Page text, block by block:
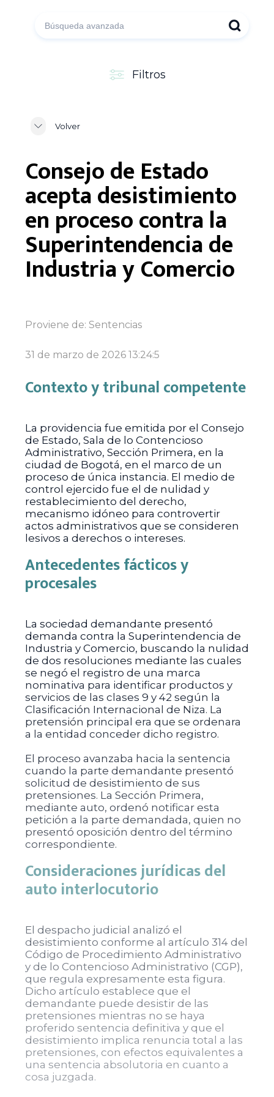
Filtros
Volver
Consejo de Estado
acepta desistimiento
en proceso contra la
Superintendencia de
Industria y Comercio
Proviene de: Sentencias
31 de marzo de 2026 13:24:5
Contexto y tribunal competente
La providencia fue emitida por el Consejo
de Estado, Sala de lo Contencioso
Administrativo, Sección Primera, en la
ciudad de Bogotá, en el marco de un
proceso de única instancia. El medio de
control ejercido fue el de nulidad y
restablecimiento del derecho,
mecanismo idóneo para controvertir
actos administrativos que se consideren
lesivos a derechos o intereses.
Antecedentes fácticos y
procesales
La sociedad demandante presentó
demanda contra la Superintendencia de
Industria y Comercio, buscando la nulidad
de dos resoluciones mediante las cuales
se negó el registro de una marca
nominativa para identificar productos y
servicios de las clases 9 y 42 según la
Clasificación Internacional de Niza. La
pretensión principal era que se ordenara
a la entidad conceder dicho registro.
El proceso avanzaba hacia la sentencia
cuando la parte demandante presentó
solicitud de desistimiento de sus
pretensiones. La Sección Primera,
mediante auto, ordenó notificar esta
petición a la parte demandada, quien no
presentó oposición dentro del término
correspondiente.
Consideraciones jurídicas del
auto interlocutorio
El despacho judicial analizó el
desistimiento conforme al artículo 314 del
Código de Procedimiento Administrativo
y de lo Contencioso Administrativo (CGP),
que regula expresamente esta figura.
Dicho artículo establece que el
demandante puede desistir de las
pretensiones mientras no se haya
proferido sentencia definitiva y que el
desistimiento implica renuncia total a las
pretensiones, con efectos equivalentes a
una sentencia absolutoria en cuanto a
cosa juzgada.